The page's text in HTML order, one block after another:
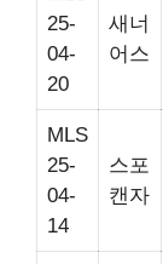
25-
04-
20
새너
어스
MLS
25-
04-
14
스포
캔자